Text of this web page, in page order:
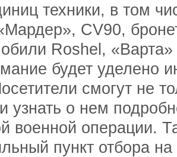
техники, в том
CV90,
Roshel, «Варта»
будет уделено
смогут не
узнать о нем
военной операции.
пункт отбора